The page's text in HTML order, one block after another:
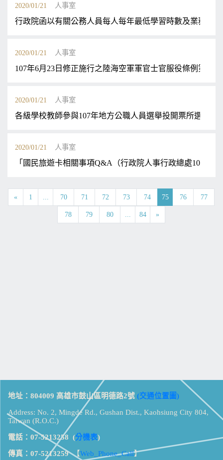
2020/01/21 人事室
行政院函以有關公務人員每人每年最低學習時數及業務相
2020/01/21 人事室
107年6月23日修正施行之陸海空軍軍官士官服役條例第33
2020/01/21 人事室
各級學校教師參與107年地方公職人員選舉投開票所選務工
2020/01/21 人事室
「國民旅遊卡相關事項Q&A（行政院人事行政總處107年
« 1 ... 70 71 72 73 74 75 76 77
78 79 80 ... 84 »
地址：804009 高雄市鼓山區明德路2號 (交通位置圖)
Address: No. 2, Mingde Rd., Gushan Dist., Kaohsiung City 804,
Taiwan (R.O.C.)
電話：07-5213258 (分機表)
傳真：07-5213259【Web_Phone_Call】